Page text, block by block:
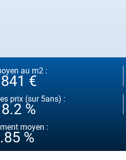
au m2 :
€
prix (sur 5ans) :
%
moyen :
%